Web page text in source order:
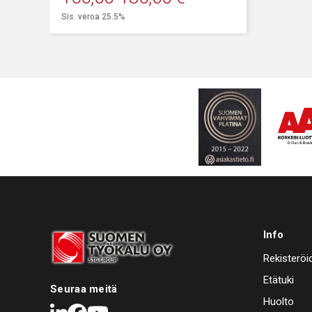
Sis. veroa 25.5%
Seuraa meitä
Info
Etätuki
Huolto